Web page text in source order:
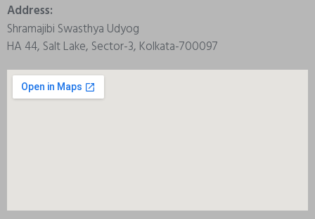
Address:
Shramajibi Swasthya Udyog
HA 44, Salt Lake, Sector-3, Kolkata-700097